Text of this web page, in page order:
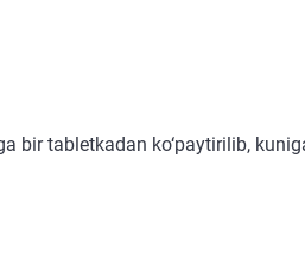
bir tabletkadan ko‘paytirilib,